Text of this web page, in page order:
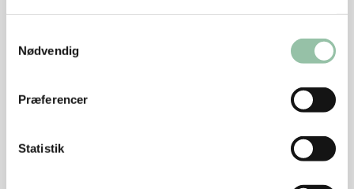
Nødvendig
Præferencer
Statistik
peber og evt. sukker før servering.
Kog risene i 6 dl vand med 1 tsk salt. Skær forårsløg
eller porre i skrå skiver. Svits dem i olie. Rør risene i
sammen med den skyllede og hakkede persille.